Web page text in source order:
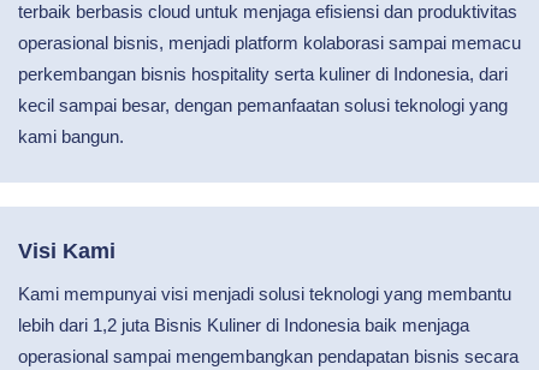
terbaik berbasis cloud untuk menjaga efisiensi dan produktivitas
operasional bisnis, menjadi platform kolaborasi sampai memacu
perkembangan bisnis hospitality serta kuliner di Indonesia, dari
kecil sampai besar, dengan pemanfaatan solusi teknologi yang
kami bangun.
Visi Kami
Kami mempunyai visi menjadi solusi teknologi yang membantu
lebih dari 1,2 juta Bisnis Kuliner di Indonesia baik menjaga
operasional sampai mengembangkan pendapatan bisnis secara